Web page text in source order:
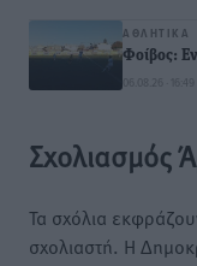
ΑΘΛΗΤΙΚΆ
Φοίβος:
06.08.26 · 16:49
Σχολιασμός
Τα σχόλια
σχολιαστή. Η